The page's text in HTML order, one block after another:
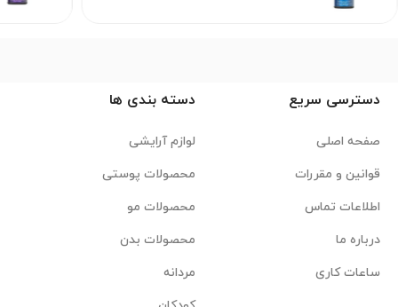
دسترسی سریع
صفحه اصلی
قوانین و مقررات
اطلاعات تماس
درباره ما
ساعات کاری
دسته بندی ها
لوازم آرایشی
محصولات پوستی
محصولات مو
محصولات بدن
مردانه